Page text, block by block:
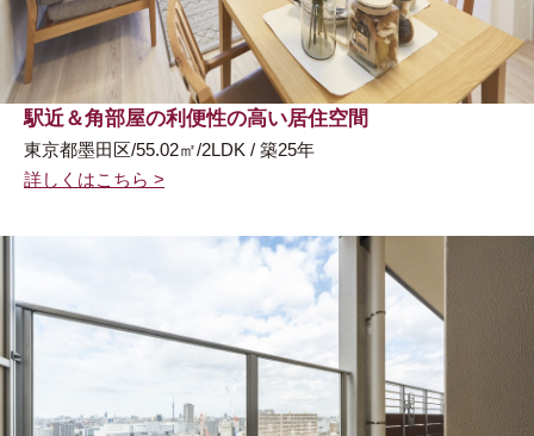
駅近＆角部屋の利便性の高い居住空間
東京都墨田区/55.02㎡/2LDK / 築25年
詳しくはこちら >